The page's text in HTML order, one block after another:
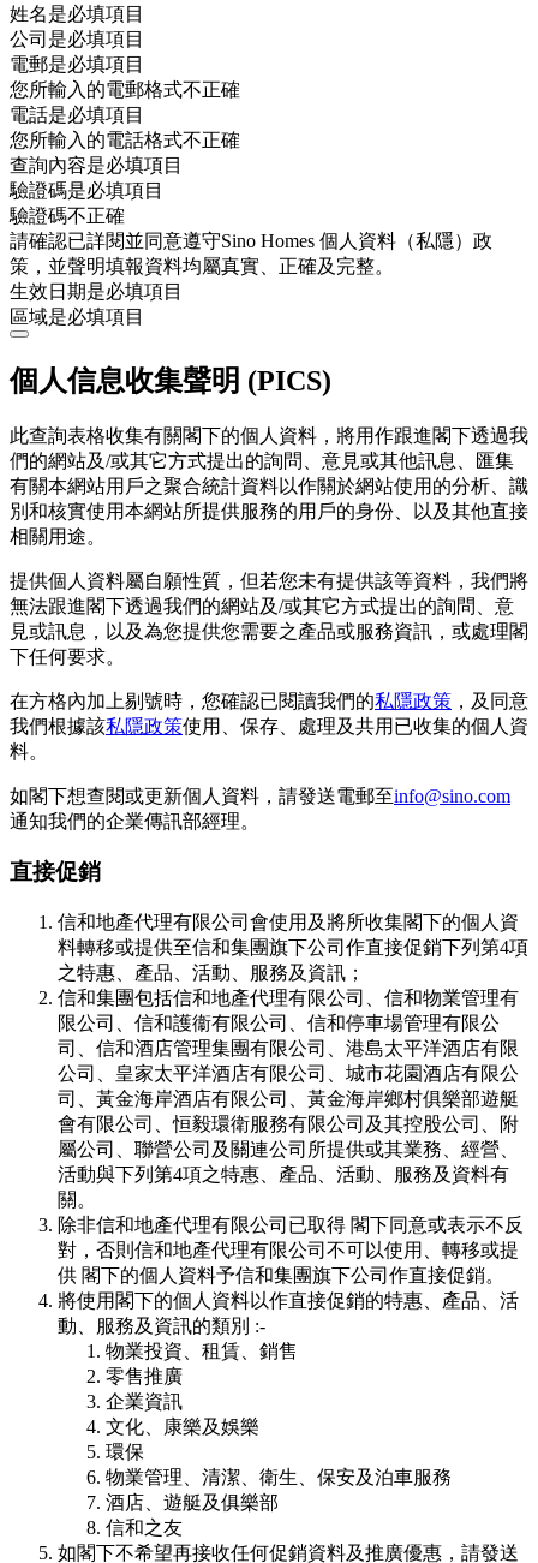
姓名是必填項目
公司是必填項目
電郵是必填項目
您所輸入的電郵格式不正確
電話是必填項目
您所輸入的電話格式不正確
查詢內容是必填項目
驗證碼是必填項目
驗證碼不正確
請確認已詳閱並同意遵守Sino Homes 個人資料（私隱）政
策，並聲明填報資料均屬真實、正確及完整。
生效日期是必填項目
區域是必填項目
個人信息收集聲明 (PICS)
此查詢表格收集有關閣下的個人資料，將用作跟進閣下透過我
們的網站及/或其它方式提出的詢問、意見或其他訊息、匯集
有關本網站用戶之聚合統計資料以作關於網站使用的分析、識
別和核實使用本網站所提供服務的用戶的身份、以及其他直接
相關用途。
提供個人資料屬自願性質，但若您未有提供該等資料，我們將
無法跟進閣下透過我們的網站及/或其它方式提出的詢問、意
見或訊息，以及為您提供您需要之產品或服務資訊，或處理閣
下任何要求。
在方格內加上剔號時，您確認已閱讀我們的私隱政策 ，及同意
我們根據該私隱政策使用、保存、處理及共用已收集的個人資
料。
如閣下想查閱或更新個人資料，請發送電郵至info@sino.com
通知我們的企業傳訊部經理。
直接促銷
信和地產代理有限公司會使用及將所收集閣下的個人資
料轉移或提供至信和集團旗下公司作直接促銷下列第4項
之特惠、產品、活動、服務及資訊；
信和集團包括信和地產代理有限公司、信和物業管理有
限公司、信和護衞有限公司、信和停車場管理有限公
司、信和酒店管理集團有限公司、港島太平洋酒店有限
公司、皇家太平洋酒店有限公司、城市花園酒店有限公
司、黃金海岸酒店有限公司、黃金海岸鄉村俱樂部遊艇
會有限公司、恒毅環衛服務有限公司及其控股公司、附
屬公司、聯營公司及關連公司所提供或其業務、經營、
活動與下列第4項之特惠、產品、活動、服務及資料有
關。
除非信和地產代理有限公司已取得 閣下同意或表示不反
對，否則信和地產代理有限公司不可以使用、轉移或提
供 閣下的個人資料予信和集團旗下公司作直接促銷。
將使用閣下的個人資料以作直接促銷的特惠、產品、活
動、服務及資訊的類別 :-
物業投資、租賃、銷售
零售推廣
企業資訊
文化、康樂及娛樂
環保
物業管理、清潔、衛生、保安及泊車服務
酒店、遊艇及俱樂部
信和之友
如閣下不希望再接收任何促銷資料及推廣優惠，請發送